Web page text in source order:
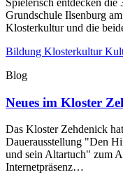
Grundschule Ilsenburg
Klosterkultur und die
Bildung Klosterkultur
Blog
Neues im Kloster
Das Kloster Zehdenick
Dauerausstellung "Den
und sein Altartuch" zum
Internetpräsenz…